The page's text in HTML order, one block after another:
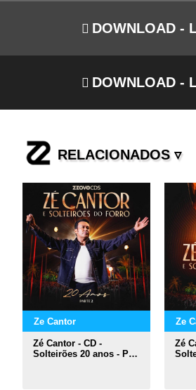
DOWNLOAD -
DOWNLOAD -
RELACIONADOS ▿
Ze Cantor
Zé Cantor - CD -
Solteirões 20 anos - PT2
Ze
Zé